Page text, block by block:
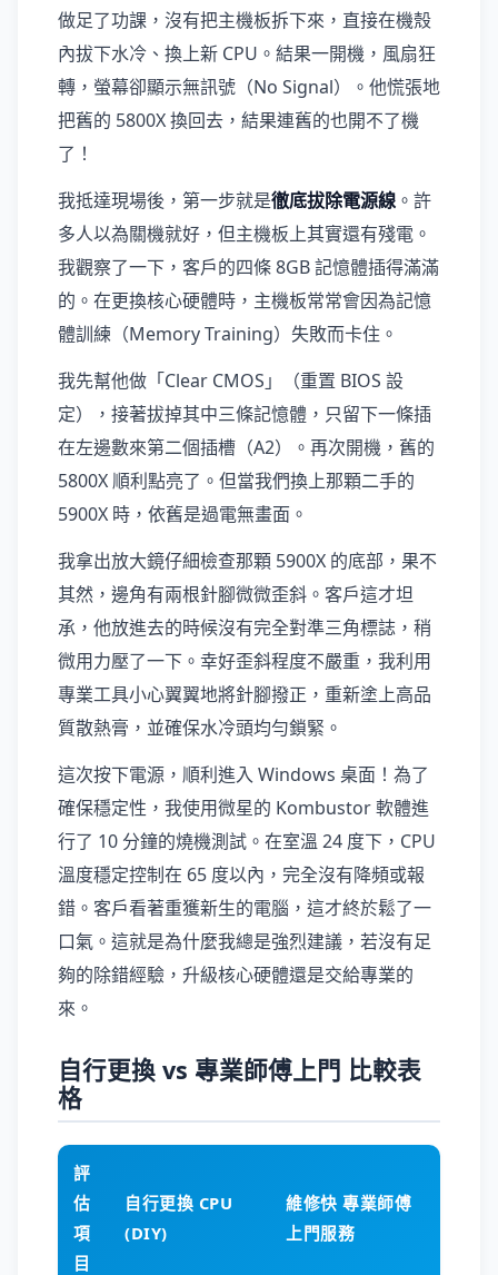
做足了功課，沒有把主機板拆下來，直接在機殼
內拔下水冷、換上新 CPU。結果一開機，風扇狂
轉，螢幕卻顯示無訊號（No Signal）。他慌張地
把舊的 5800X 換回去，結果連舊的也開不了機
了！
我抵達現場後，第一步就是徹底拔除電源線 。許
多人以為關機就好，但主機板上其實還有殘電。
我觀察了一下，客戶的四條 8GB 記憶體插得滿滿
的。在更換核心硬體時，主機板常常會因為記憶
體訓練（Memory Training）失敗而卡住。
我先幫他做「Clear CMOS」（重置 BIOS 設
定），接著拔掉其中三條記憶體，只留下一條插
在左邊數來第二個插槽（A2）。再次開機，舊的
5800X 順利點亮了。但當我們換上那顆二手的
5900X 時，依舊是過電無畫面。
我拿出放大鏡仔細檢查那顆 5900X 的底部，果不
其然，邊角有兩根針腳微微歪斜。客戶這才坦
承，他放進去的時候沒有完全對準三角標誌，稍
微用力壓了一下。幸好歪斜程度不嚴重，我利用
專業工具小心翼翼地將針腳撥正，重新塗上高品
質散熱膏，並確保水冷頭均勻鎖緊。
這次按下電源，順利進入 Windows 桌面！為了
確保穩定性，我使用微星的 Kombustor 軟體進
行了 10 分鐘的燒機測試。在室溫 24 度下，CPU
溫度穩定控制在 65 度以內，完全沒有降頻或報
錯。客戶看著重獲新生的電腦，這才終於鬆了一
口氣。這就是為什麼我總是強烈建議，若沒有足
夠的除錯經驗，升級核心硬體還是交給專業的
來。
自行更換 vs 專業師傅上門 比較表
格
評
估
項
目
自行更換 CPU
(DIY)
維修快 專業師傅
上門服務